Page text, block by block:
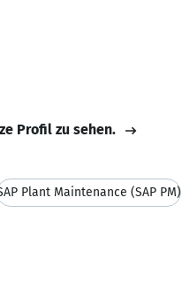
Profil zu sehen.
Plant Maintenance (SAP PM)